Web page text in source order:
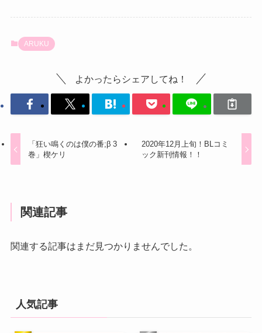
ARUKU
よかったらシェアしてね！
「狂い鳴くのは僕の番;β 3
巻」楔ケリ
2020年12月上旬！BLコミ
ック新刊情報！！
関連記事
関連する記事はまだ見つかりませんでした。
人気記事